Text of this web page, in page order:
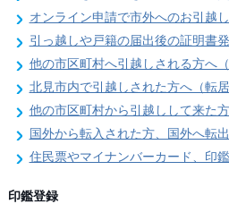
オンライン申請で市外へのお引越し
引っ越しや戸籍の届出後の証明書
他の市区町村へ引越しされる方へ（
北見市内で引越しされた方へ（転居
他の市区町村から引越しして来た方
国外から転入された方、国外へ転
住民票やマイナンバーカード、印鑑証明書に旧氏（
印鑑登録